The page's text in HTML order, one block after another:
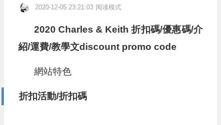
2020-12-05 23:21:03 阅读模式
2020 Charles & Keith 折扣碼/優惠碼/介
紹/運費/教學文discount promo code
網站特色
折扣活動/折扣碼